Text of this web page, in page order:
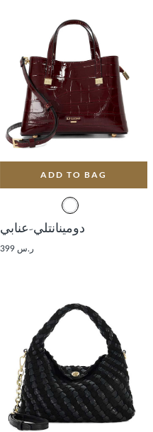
ADD TO BAG
دومينانتلي-عنابي
ر.س 399